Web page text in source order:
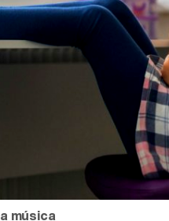
música